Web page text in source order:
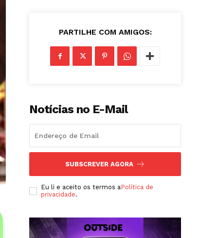
PARTILHE COM AMIGOS:
Notícias no E-Mail
SUBSCREVER AGORA
Eu li e aceito os termos aPolítica de
privacidade.